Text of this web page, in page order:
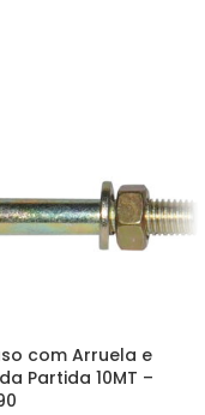
com Arruela e
Partida 10MT –